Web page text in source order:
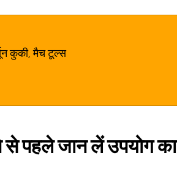
कुकी, मैच टूल्स
से पहले जान लें उपयोग का